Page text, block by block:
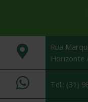
Rua
Horizonte
Tel.: (31)